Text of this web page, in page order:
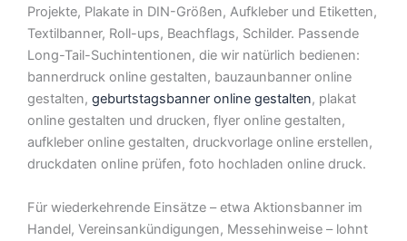
Projekte, Plakate in DIN-Größen, Aufkleber und Etiketten,
Textilbanner, Roll-ups, Beachflags, Schilder. Passende
Long-Tail-Suchintentionen, die wir natürlich bedienen:
bannerdruck online gestalten, bauzaunbanner online
gestalten, geburtstagsbanner online gestalten, plakat
online gestalten und drucken, flyer online gestalten,
aufkleber online gestalten, druckvorlage online erstellen,
druckdaten online prüfen, foto hochladen online druck.
Für wiederkehrende Einsätze – etwa Aktionsbanner im
Handel, Vereinsankündigungen, Messehinweise – lohnt